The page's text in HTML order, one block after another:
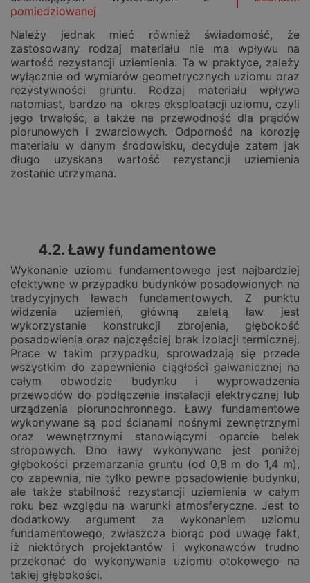
pomiedziowanej
Należy jednak mieć również świadomość, że
zastosowany rodzaj materiału nie ma wpływu na
wartość rezystancji uziemienia. Ta w praktyce, zależy
wyłącznie od wymiarów geometrycznych uziomu oraz
rezystywności gruntu. Rodzaj materiału wpływa
natomiast, bardzo na okres eksploatacji uziomu, czyli
jego trwałość, a także na przewodność dla prądów
piorunowych i zwarciowych. Odporność na korozję
materiału w danym środowisku, decyduje zatem jak
długo uzyskana wartość rezystancji uziemienia
zostanie utrzymana.
4.2. Ławy fundamentowe
Wykonanie uziomu fundamentowego jest najbardziej
efektywne w przypadku budynków posadowionych na
tradycyjnych ławach fundamentowych. Z punktu
widzenia uziemień, główną zaletą ław jest
wykorzystanie konstrukcji zbrojenia, głębokość
posadowienia oraz najczęściej brak izolacji termicznej.
Prace w takim przypadku, sprowadzają się przede
wszystkim do zapewnienia ciągłości galwanicznej na
całym obwodzie budynku i wyprowadzenia
przewodów do podłączenia instalacji elektrycznej lub
urządzenia piorunochronnego. Ławy fundamentowe
wykonywane są pod ścianami nośnymi zewnętrznymi
oraz wewnętrznymi stanowiącymi oparcie belek
stropowych. Dno ławy wykonywane jest poniżej
głębokości przemarzania gruntu (od 0,8 m do 1,4 m),
co zapewnia, nie tylko pewne posadowienie budynku,
ale także stabilność rezystancji uziemienia w całym
roku bez względu na warunki atmosferyczne. Jest to
dodatkowy argument za wykonaniem uziomu
fundamentowego, zwłaszcza biorąc pod uwagę fakt,
iż niektórych projektantów i wykonawców trudno
przekonać do wykonywania uziomu otokowego na
takiej głębokości.